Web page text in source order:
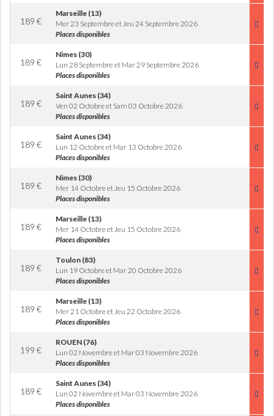
189 €
Marseille (13)
Mer 23 Septembre et Jeu 24 Septembre 2026
Places disponibles
189 €
Nimes (30)
Lun 28 Septembre et Mar 29 Septembre 2026
Places disponibles
189 €
Saint Aunes (34)
Ven 02 Octobre et Sam 03 Octobre 2026
Places disponibles
189 €
Saint Aunes (34)
Lun 12 Octobre et Mar 13 Octobre 2026
Places disponibles
189 €
Nimes (30)
Mer 14 Octobre et Jeu 15 Octobre 2026
Places disponibles
189 €
Marseille (13)
Mer 14 Octobre et Jeu 15 Octobre 2026
Places disponibles
189 €
Toulon (83)
Lun 19 Octobre et Mar 20 Octobre 2026
Places disponibles
189 €
Marseille (13)
Mer 21 Octobre et Jeu 22 Octobre 2026
Places disponibles
199 €
ROUEN (76)
Lun 02 Novembre et Mar 03 Novembre 2026
Places disponibles
189 €
Saint Aunes (34)
Lun 02 Novembre et Mar 03 Novembre 2026
Places disponibles